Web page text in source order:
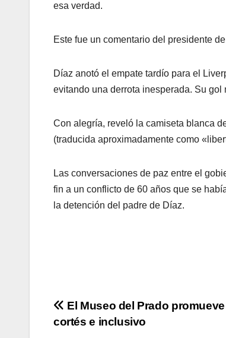
esa verdad.
Este fue un comentario del presidente
Díaz anotó el empate tardío para el
evitando una derrota inesperada. Su
Con alegría, reveló la camiseta blanca
(traducida aproximadamente como
Las conversaciones de paz entre el
fin a un conflicto de 60 años que se
la detención del padre de Díaz.
Navegación
El Museo del Prado
cortés e inclusivo